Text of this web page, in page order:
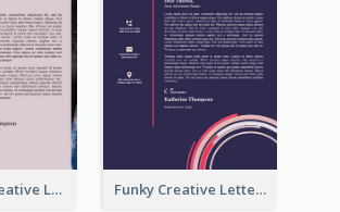
Feminine Creative Letterhead Funky Creative Letterhead